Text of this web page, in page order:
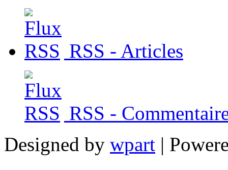
RSS - Articles
RSS -
Designed by wpart |